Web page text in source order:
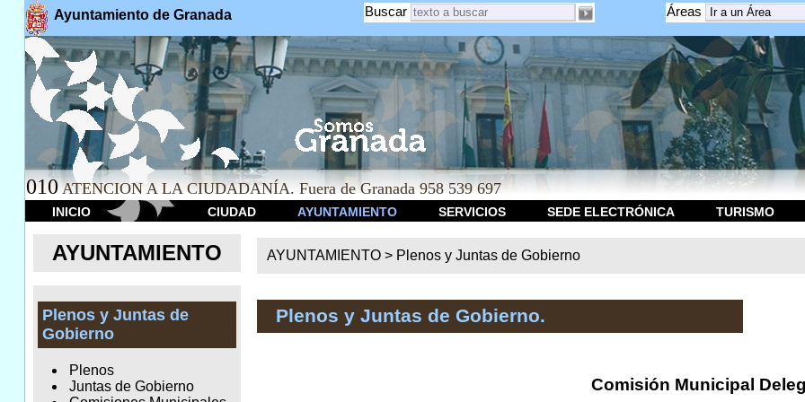
Ayuntamiento de Granada Áreas
Buscar
010 ATENCION A LA CIUDADANÍA. Fuera de Granada 958 539 697
INICIO CIUDAD AYUNTAMIENTO SERVICIOS SEDE ELECTRÓNICA TURISMO
AYUNTAMIENTO
Plenos y Juntas de
Gobierno
Plenos
Juntas de Gobierno
AYUNTAMIENTO > Plenos y Juntas de Gobierno
Plenos y Juntas de Gobierno.
Comisión Municipal